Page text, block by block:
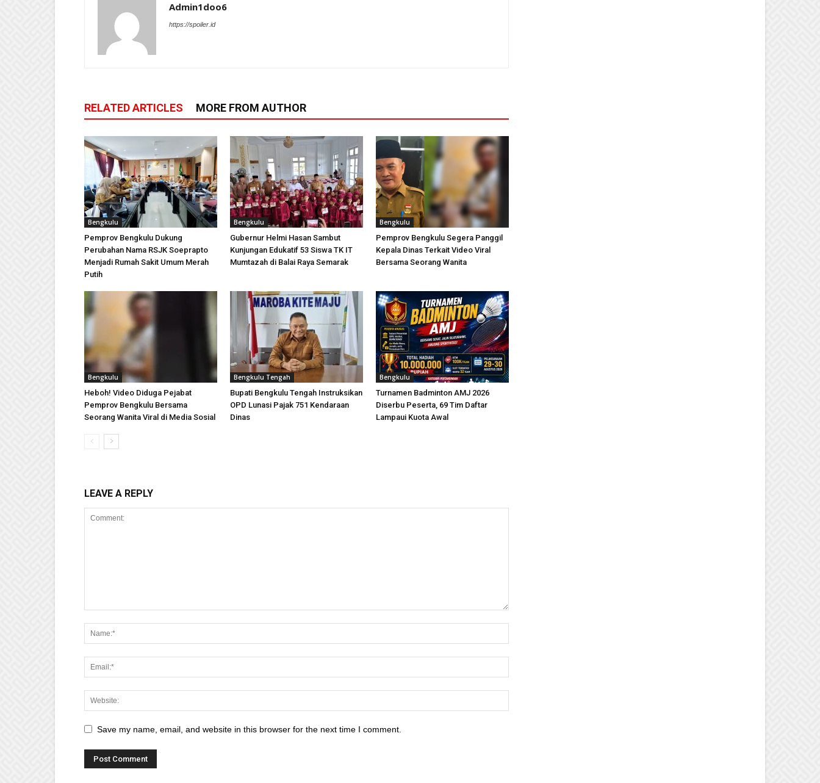
Admin1doo6
https://spoiler.id
RELATED ARTICLES MORE FROM AUTHOR
Bengkulu
Pemprov Bengkulu Dukung
Perubahan Nama RSJK Soeprapto
Menjadi Rumah Sakit Umum Merah
Putih
Bengkulu
Gubernur Helmi Hasan Sambut
Kunjungan Edukatif 53 Siswa TK IT
Mumtazah di Balai Raya Semarak
Bengkulu
Pemprov Bengkulu Segera Panggil
Kepala Dinas Terkait Video Viral
Bersama Seorang Wanita
Bengkulu
Heboh! Video Diduga Pejabat
Pemprov Bengkulu Bersama
Seorang Wanita Viral di Media Sosial
Bengkulu Tengah
Bupati Bengkulu Tengah Instruksikan
OPD Lunasi Pajak 751 Kendaraan
Dinas
Bengkulu
Turnamen Badminton AMJ 2026
Diserbu Peserta, 69 Tim Daftar
Lampaui Kuota Awal
LEAVE A REPLY
Save my name, email, and website in this browser for the next time I comment.